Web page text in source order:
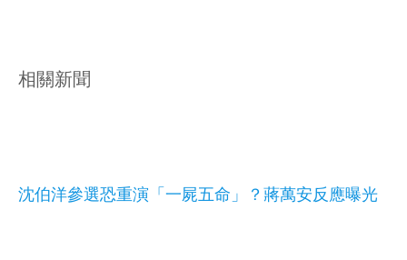
相關新聞
沈伯洋參選恐重演「一屍五命」？蔣萬安反應曝光